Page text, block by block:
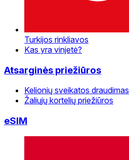
Turkijos rinkliavos
Kas yra vinjetė?
Atsarginės priežiūros
Kelionių sveikatos draudimas
Žaliųjų kortelių priežiūros
eSIM